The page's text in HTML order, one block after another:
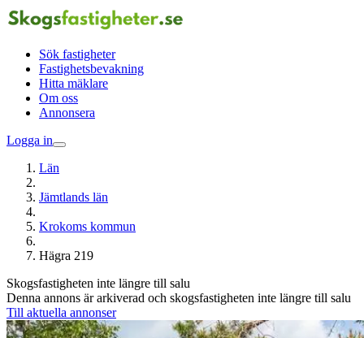
Sök fastigheter
Fastighetsbevakning
Hitta mäklare
Om oss
Annonsera
Logga in
Län
Jämtlands län
Krokoms kommun
Hägra 219
Skogsfastigheten inte längre till salu
Denna annons är arkiverad och skogsfastigheten inte längre till salu
Till aktuella annonser